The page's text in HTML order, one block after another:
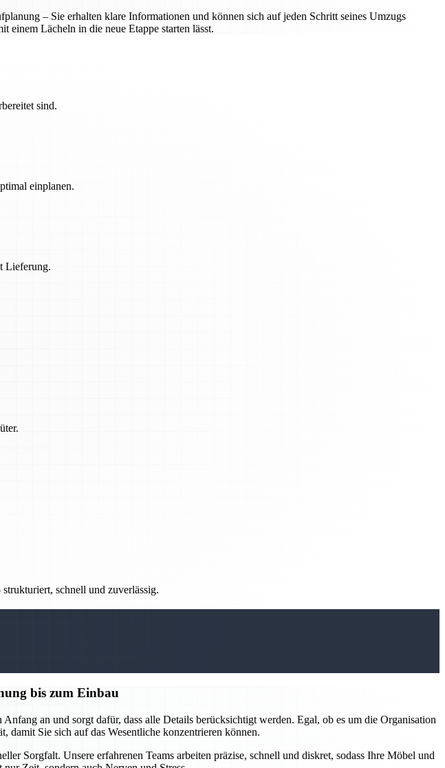
– Sie erhalten klare Informationen und können sich auf jeden Schritt seines Umzugs
einem Lächeln in die neue Etappe starten lässt.
sind.
einplanen.
Lieferung.
schnell und zuverlässig.
bis zum Einbau
an und sorgt dafür, dass alle Details berücksichtigt werden. Egal, ob es um die Organisation
damit Sie sich auf das Wesentliche konzentrieren können.
Sorgfalt. Unsere erfahrenen Teams arbeiten präzise, schnell und diskret, sodass Ihre Möbel und